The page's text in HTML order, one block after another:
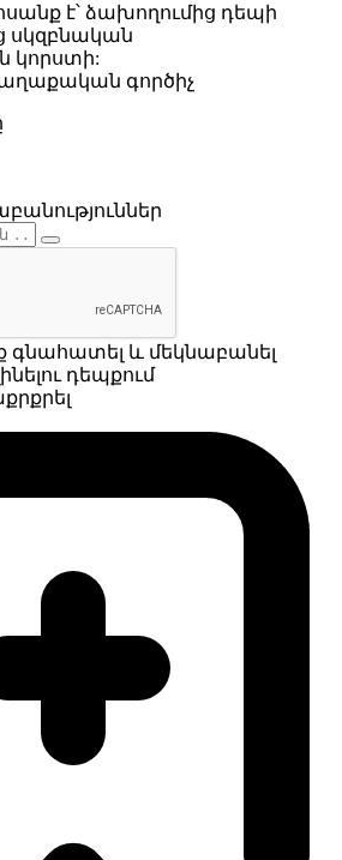
է՝ ձախողումից դեպի
սկզբնական
կորստի:
գործիչ
գնահատել և մեկնաբանել
դեպքում